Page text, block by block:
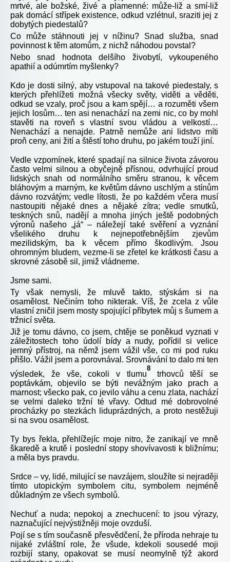
mrtvé, ale božské, živé a plamenné: může-liž a smí-liž
pak domácí střípek existence, odkud vzlétnul, sraziti jej z
dobytých piedestalů?
Co může stáhnouti jej v nížinu? Snad služba, snad
povinnost k těm atomům, z nichž náhodou povstal?
Nebo snad hodnota delšího živobytí, vykoupeného
apathií a odúmrtím myšlenky?
Kdo je dosti silný, aby vstupoval na takové piedestaly, s
kterých přehlížeti možná všecky světy, viděti a věděti,
odkud se vzaly, proč jsou a kam spějí… a rozuměti všem
jejich losům… ten asi nenachází na zemi nic, co by mohl
stavěti na roveň s vlastní svou vládou a velkostí…
Nenachází a nenajde. Patrně nemůže ani lidstvo míti
proň ceny, ani žití a štěstí toho druhu, po jakém touží jiní.
Vedle vzpomínek, které spadají na silnice života závorou
často velmi silnou a obyčejně přísnou, odvrhující proud
lidských snah od normálního směru stranou, k věcem
bláhovým a marným, ke květům dávno uschlým a stínům
dávno rozvátým; vedle lítosti, že po každém včera musí
nastoupiti nějaké dnes a nějaké zítra; vedle smutků,
teskných snů, nadějí a mnoha jiných ještě podobných
výronů našeho „já“ – náležejí také svěření a vyznání
všelikého druhu k nejnepotřebnějším zjevům
mezilidským, ba k věcem přímo škodlivým. Jsou
ohromným bludem, vezme-li se zřetel ke krátkosti času a
skrovné zásobě sil, jimiž vládneme.
Jsme sami.
Ty však nemysli, že mluvě takto, stýskám si na
osamělost. Nečiním toho nikterak. Víš, že zcela z vůle
vlastní zničil jsem mosty spojující příbytek můj s šumem a
tržnicí světa.
Již je tomu dávno, co jsem, chtěje se poněkud vyznati v
záležitostech toho údolí bídy a nudy, pořídil si velice
jemný přístroj, na němž jsem vážil vše, co mi pod ruku
přišlo. Vážil jsem a porovnával. Srovnávání to dalo mi ten
výsledek, že vše, cokoli v tlumu
8
trhovců těší se
poptávkám, objevilo se býti nevážným jako prach a
marnost; všecko pak, co jevilo váhu a cenu zlata, nachází
se velmi daleko tržní té vřavy. Odtud mé dobrovolné
procházky po stezkách liduprázdných, a proto nestěžuji
si na svou osamělost.
Ty bys řekla, přehlížejíc moje nitro, že zanikají ve mně
škaredě a krutě i poslední stopy shovívavosti k bližnímu;
a měla bys pravdu.
Srdce – vy, lidé, milující se navzájem, sloužíte si nejraději
tímto utopickým symbolem citu, symbolem nejméně
důkladným ze všech symbolů.
Nechuť a nuda; nepokoj a znechucení: to jsou výrazy,
naznačující nejvýstižněji moje ovzduší.
Pojí se s tím současně přesvědčení, že příroda nehraje tu
nijaké zvláštní role, že všude, kdekoli sousedé moji
rozbijí stany, opakovat se musí neomylně týž akord